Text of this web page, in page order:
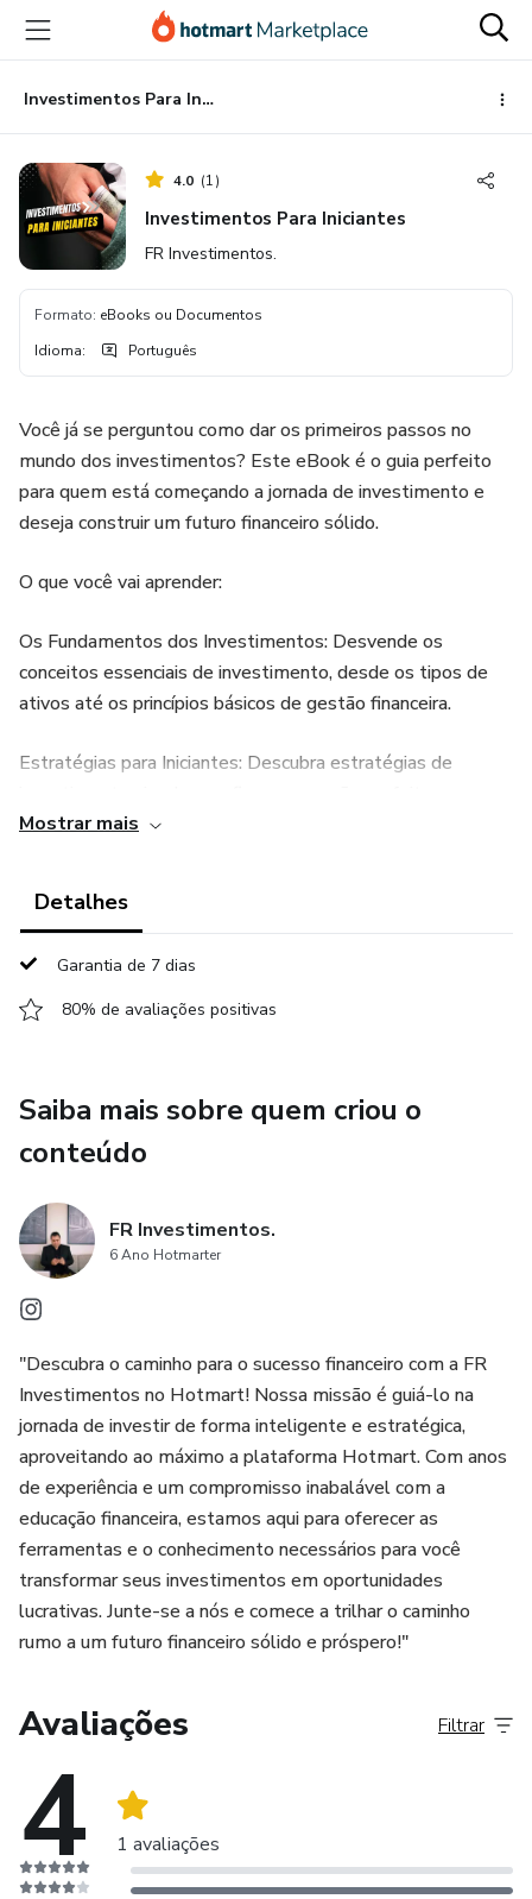
para
conteúdo
principal
para
pagamento
para
rodapé
Investimentos Para Iniciantes
4.0 (1)
Investimentos Para Iniciantes
FR Investimentos.
Formato: eBooks ou Documentos
Idioma: Português
Você já se perguntou como dar os primeiros passos no
mundo dos investimentos? Este eBook é o guia perfeito
para quem está começando a jornada de investimento e
deseja construir um futuro financeiro sólido.
O que você vai aprender:
Os Fundamentos dos Investimentos: Desvende os
conceitos essenciais de investimento, desde os tipos de
ativos até os princípios básicos de gestão financeira.
Estratégias para Iniciantes: Descubra estratégias de
aqueles que estão começando, incluindo como criar um
Mitigando Riscos: Aprenda a identificar e gerenciar riscos
Investimento no Mercado de Ações: Explore o
Investimento em Renda Fixa: Saiba como investir em
títulos de renda fixa, como Tesouro Direto e CDBs, para
Investimentos Alternativos: Descubra oportunidades de
investimento além do convencional, como imóveis, e muito
mais.
Planejamento Financeiro Pessoal: Desenvolva um plano
financeiro sólido que leve em consideração seus objetivos
e situação atual.
Dicas e Recursos: Receba dicas práticas, recursos e
ferramentas para acompanhar seu progresso e tomar
decisões informadas.
Este eBook é o ponto de partida ideal para quem deseja
criar riqueza e segurança financeira. Comece sua jornada de
mesmo agora e colha os benefícios no futuro.
inteligente hoje!
Adquira agora o eBook "Investimentos Para Iniciantes" e
inicie sua jornada rumo à independência financeira.
Mostrar mais
Detalhes
Garantia de 7 dias
80% de avaliações positivas
Saiba mais sobre quem criou o
conteúdo
FR Investimentos.
6 Ano Hotmarter
"Descubra o caminho para o sucesso financeiro com a FR
Investimentos no Hotmart! Nossa missão é guiá-lo na
jornada de investir de forma inteligente e estratégica,
aproveitando ao máximo a plataforma Hotmart. Com anos
de experiência e um compromisso inabalável com a
educação financeira, estamos aqui para oferecer as
ferramentas e o conhecimento necessários para você
transformar seus investimentos em oportunidades
lucrativas. Junte-se a nós e comece a trilhar o caminho
rumo a um futuro financeiro sólido e próspero!"
Avaliações
4 1 avaliações
Filtrar